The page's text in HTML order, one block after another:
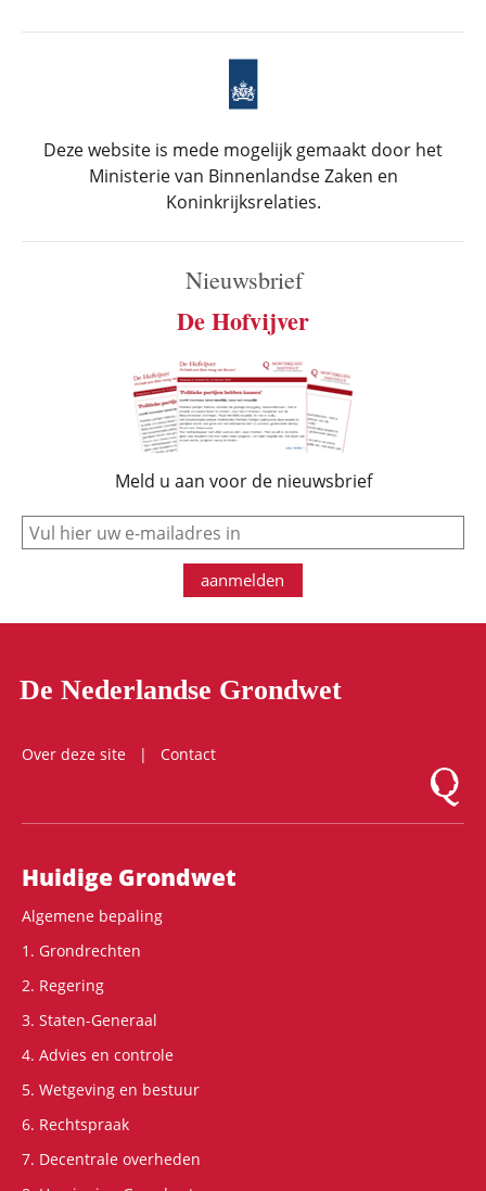
Deze website is mede mogelijk gemaakt door het
Ministerie van Binnenlandse Zaken en
Koninkrijksrelaties.
Nieuwsbrief
De Hofvijver
Meld u aan voor de nieuwsbrief
e-mail
aanmelden
De Nederlandse Grondwet
Over deze site
Contact
Logo
Hoofdnavigatie
Huidige Grondwet
Algemene bepaling
1. Grondrechten
2. Regering
3. Staten-Generaal
4. Advies en controle
5. Wetgeving en bestuur
6. Rechtspraak
7. Decentrale overheden